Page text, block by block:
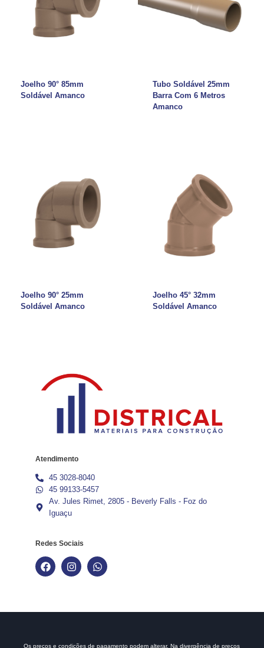
Joelho 90° 85mm
Soldável Amanco
Tubo Soldável 25mm
Barra Com 6 Metros
Amanco
Joelho 90° 25mm
Soldável Amanco
Joelho 45° 32mm
Soldável Amanco
Atendimento
45 3028-8040
45 99133-5457
Av. Jules Rimet, 2805 - Beverly Falls - Foz do
Iguaçu
Redes Sociais
Os preços e condições de pagamento podem alterar. Na divergência de preços